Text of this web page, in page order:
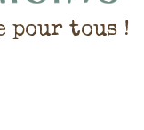
pour tous !